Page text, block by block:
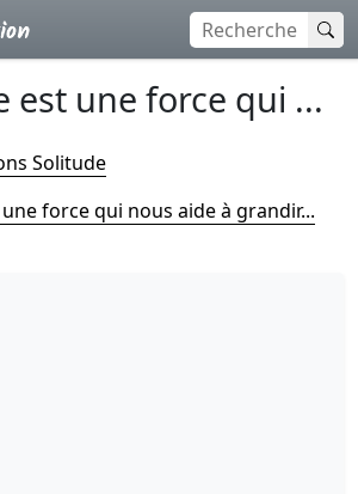
est une force qui ...
Solitude
force qui nous aide à grandir...